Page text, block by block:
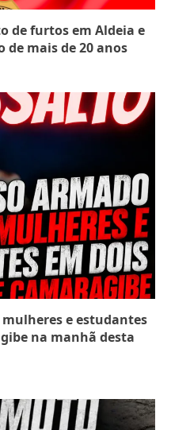
de furtos em Aldeia e
de mais de 20 anos
e estudantes
na manhã desta